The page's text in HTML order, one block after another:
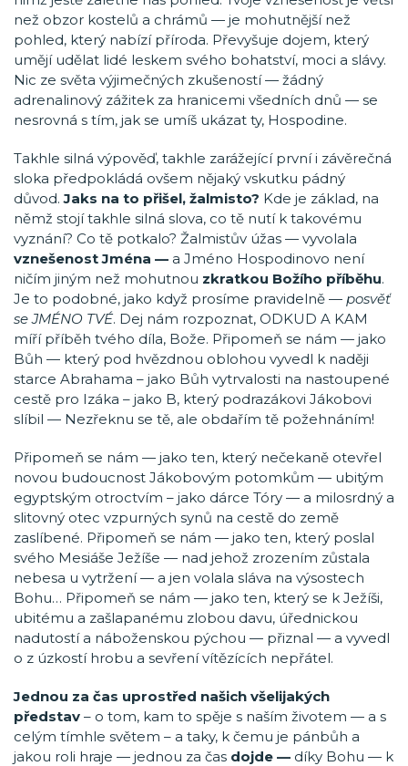
než obzor kostelů a chrámů — je mohutnější než
pohled, který nabízí příroda. Převyšuje dojem, který
umějí udělat lidé leskem svého bohatství, moci a slávy.
Nic ze světa výjimečných zkušeností — žádný
adrenalinový zážitek za hranicemi všedních dnů — se
nesrovná s tím, jak se umíš ukázat ty, Hospodine.
Takhle silná výpověď, takhle zarážející první i závěrečná
sloka předpokládá ovšem nějaký vskutku pádný
důvod.Jaks na to přišel, žalmisto? Kde je základ, na
němž stojí takhle silná slova, co tě nutí k takovému
vyznání? Co tě potkalo? Žalmistův úžas — vyvolala
vznešenost Jména — a Jméno Hospodinovo není
ničím jiným než mohutnou zkratkou Božího příběhu.
Je to podobné, jako když prosíme pravidelně — posvěť
se JMÉNO TVÉ. Dej nám rozpoznat, ODKUD A KAM
míří příběh tvého díla, Bože. Připomeň se nám — jako
Bůh — který pod hvězdnou oblohou vyvedl k naději
starce Abrahama – jako Bůh vytrvalosti na nastoupené
cestě pro Izáka – jako B, který podrazákovi Jákobovi
slíbil — Nezřeknu se tě, ale obdařím tě požehnáním!
Připomeň se nám — jako ten, který nečekaně otevřel
novou budoucnost Jákobovým potomkům — ubitým
egyptským otroctvím – jako dárce Tóry — a milosrdný a
slitovný otec vzpurných synů na cestě do země
zaslíbené. Připomeň se nám — jako ten, který poslal
svého Mesiáše Ježíše — nad jehož zrozením zůstala
nebesa u vytržení — a jen volala sláva na výsostech
Bohu… Připomeň se nám — jako ten, který se k Ježíši,
ubitému a zašlapanému zlobou davu, úřednickou
nadutostí a náboženskou pýchou — přiznal — a vyvedl
o z úzkostí hrobu a sevření vítězících nepřátel.
Jednou za čas uprostřed našich všelijakých
představ – o tom, kam to spěje s naším životem — a s
celým tímhle světem – a taky, k čemu je pánbůh a
jakou roli hraje — jednou za čas dojde — díky Bohu — k